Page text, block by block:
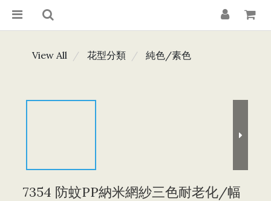
View All 花型分類 純色/素色
7354 防蚊PP納米網紗三色耐老化/幅